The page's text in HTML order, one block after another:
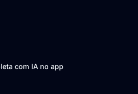
com IA no app